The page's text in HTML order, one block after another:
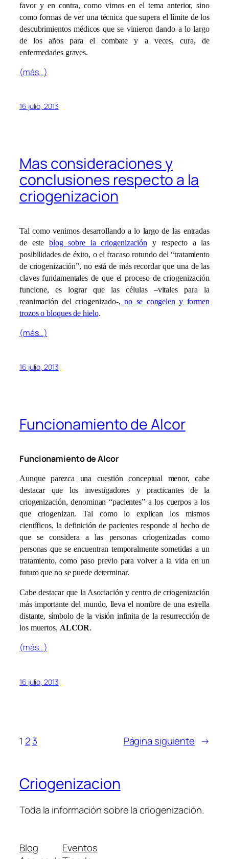
favor y en contra, como vimos en el tema anterior, sino
como formas de ver una técnica que supera el límite de los
descubrimientos médicos que se vinieron dando a lo largo
de los años para el combate y a veces, cura, de
enfermedades graves.
(más…)
16 julio, 2013
Mas consideraciones y
conclusiones respecto a la
criogenizacion
Tal como venimos desarrollando a lo largo de las entradas
de esteblog sobre la criogenización y respecto a las
posibilidades de éxito, o el fracaso rotundo del “tratamiento
de criogenización”, no está de más recordar que una de las
claves fundamentales de que el proceso de criogenización
funcione, es lograr que las células –vitales para la
reanimación del criogenizado-,no se congelen y formen
trozos o bloques de hielo.
(más…)
16 julio, 2013
Funcionamiento de Alcor
Funcionamiento de Alcor
Aunque parezca una cuestión conceptual menor, cabe
destacar que los investigadores y practicantes de la
criogenización, denominan “pacientes” a los cuerpos a los
que criogenizan. Tal como lo explican los mismos
científicos, la definición de pacientes responde al hecho de
que se considera a las personas criogenizadas como
personas que se encuentran temporalmente sometidas a un
tratamiento, como paso previo para volver a la vida en un
futuro que no se puede determinar.
Cabe destacar que la Asociación y centro de criogenización
más importante del mundo, lleva el nombre de una estrella
distante, símbolo de la visión infinita de la resurrección de
los muertos, ALCOR.
(más…)
16 julio, 2013
1 2 3 Página siguiente →
Criogenizacion
Toda la información sobre la criogenización.
Blog
Eventos